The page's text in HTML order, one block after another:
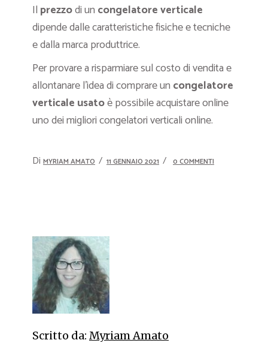
Il prezzodi un congelatore verticale
dipende dalle caratteristiche fisiche e tecniche
e dalla marca produttrice.
Per provare a risparmiare sul costo di vendita e
allontanare l’idea di comprare un congelatore
verticale usatoè possibile acquistare online
uno dei migliori congelatori verticali online.
Di MYRIAM AMATO 11 GENNAIO 2021 0 COMMENTI
Scritto da: Myriam Amato